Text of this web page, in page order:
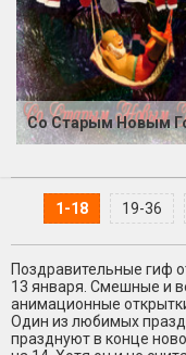
Со Старым Новым
1-18 19-36
Поздравительные гиф
13 января. Смешные и
анимационные
Один из любимых
празднуют в конце